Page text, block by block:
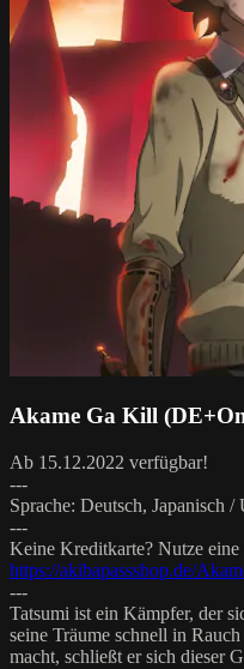
Akame Ga Kill
Ab 15.12.2022 verfügbar!
---
Sprache: Deutsch, Japanisch
---
Keine Kreditkarte? Nutze
https://akibapassshop.de/
---
Tatsumi ist ein Kämpfer, der
seine Träume schnell in
macht, schließt er sich dieser